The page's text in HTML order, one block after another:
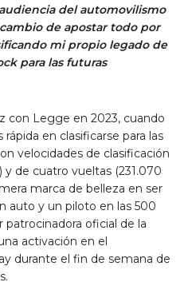
del automovilismo
de apostar todo por
mi propio legado de
para las futuras
con Legge en 2023, cuando
en clasificarse para las
velocidades de clasificación
y de cuatro vueltas (231.070
marca de belleza en ser
auto y un piloto en las 500
patrocinadora oficial de la
activación en el
durante el fin de semana de